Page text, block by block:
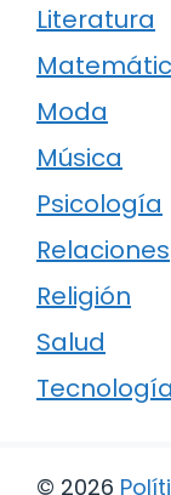
Literatura
Moda
Música
Psicología
Relaciones
Religión
Salud
Tecnología
© 2026